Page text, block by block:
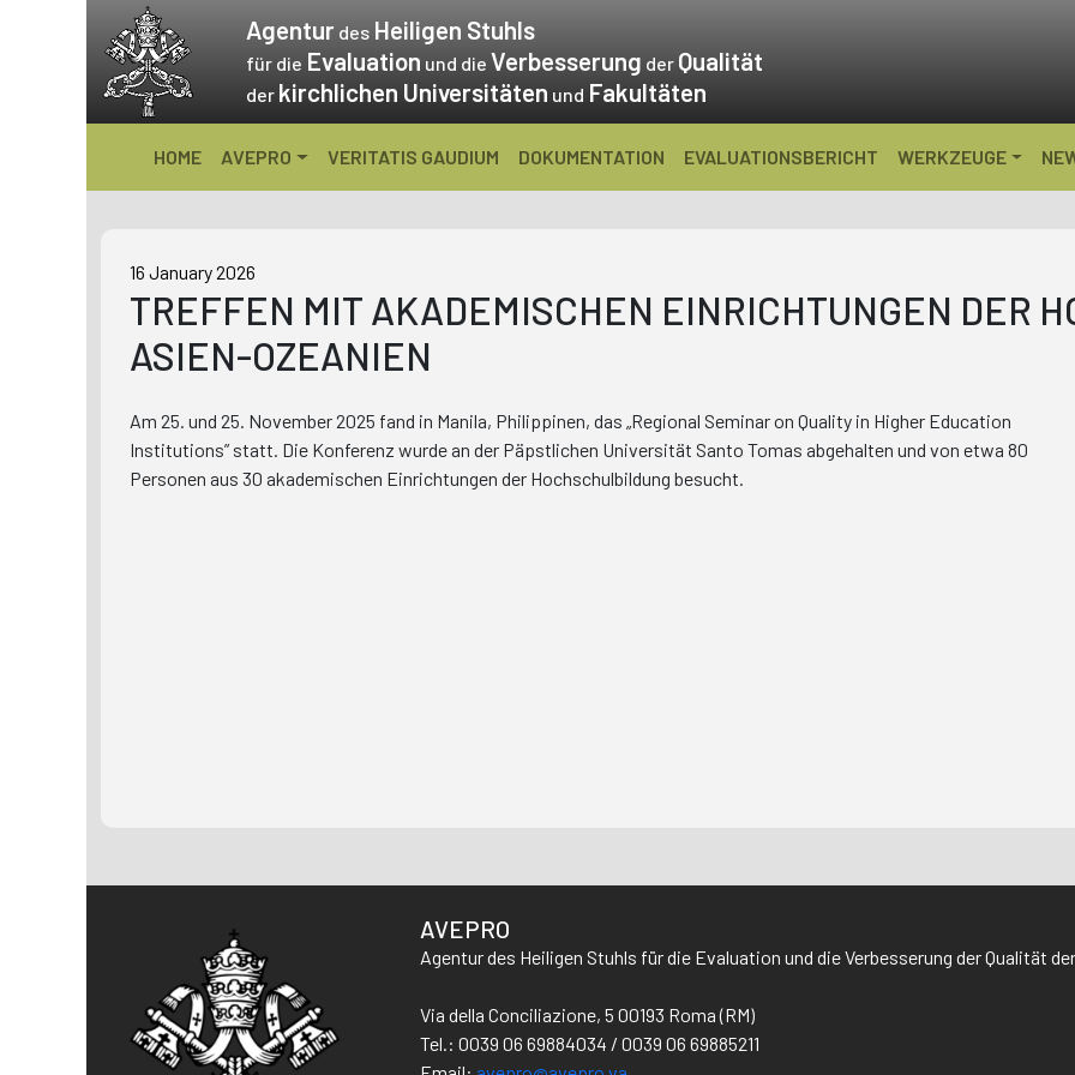
content
Agentur des Heiligen Stuhls
für die Evaluation und die Verbesserung der Qualität
der kirchlichen Universitäten und Fakultäten
HOME AVEPRO VERITATIS GAUDIUM DOKUMENTATION EVALUATIONSBERICHT WERKZEUGE
16 January 2026
TREFFEN MIT AKADEMISCHEN EINRICHTUNGEN DER
ASIEN-OZEANIEN
Am 25. und 25. November 2025 fand in Manila, Philippinen, das „Regional Seminar on Quality in Higher Education
Institutions” statt. Die Konferenz wurde an der Päpstlichen Universität Santo Tomas abgehalten und von etwa 80
Personen aus 30 akademischen Einrichtungen der Hochschulbildung besucht.
AVEPRO
Agentur des Heiligen Stuhls für die Evaluation und die Verbesserung der Qualität
Via della Conciliazione, 5 00193 Roma (RM)
Tel.: 0039 06 69884034 / 0039 06 69885211